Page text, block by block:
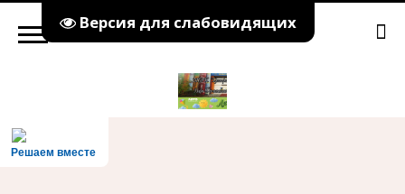
Версия для слабовидящих
Решаем вместе